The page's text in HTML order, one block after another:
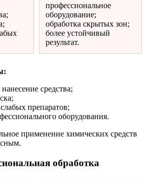
профессиональное
оборудование;
обработка скрытых зон;
более устойчивый
результат.
средства;
препаратов;
оборудования.
применение химических средств
обработка